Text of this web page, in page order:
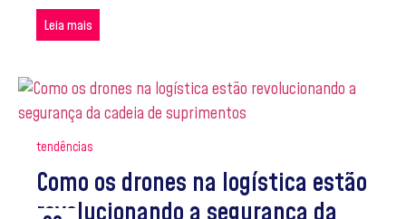
Leia mais
tendências
Como os drones na logística estão